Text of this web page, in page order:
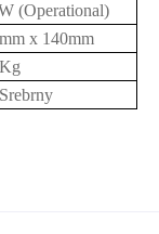
(Operational)
x 140mm